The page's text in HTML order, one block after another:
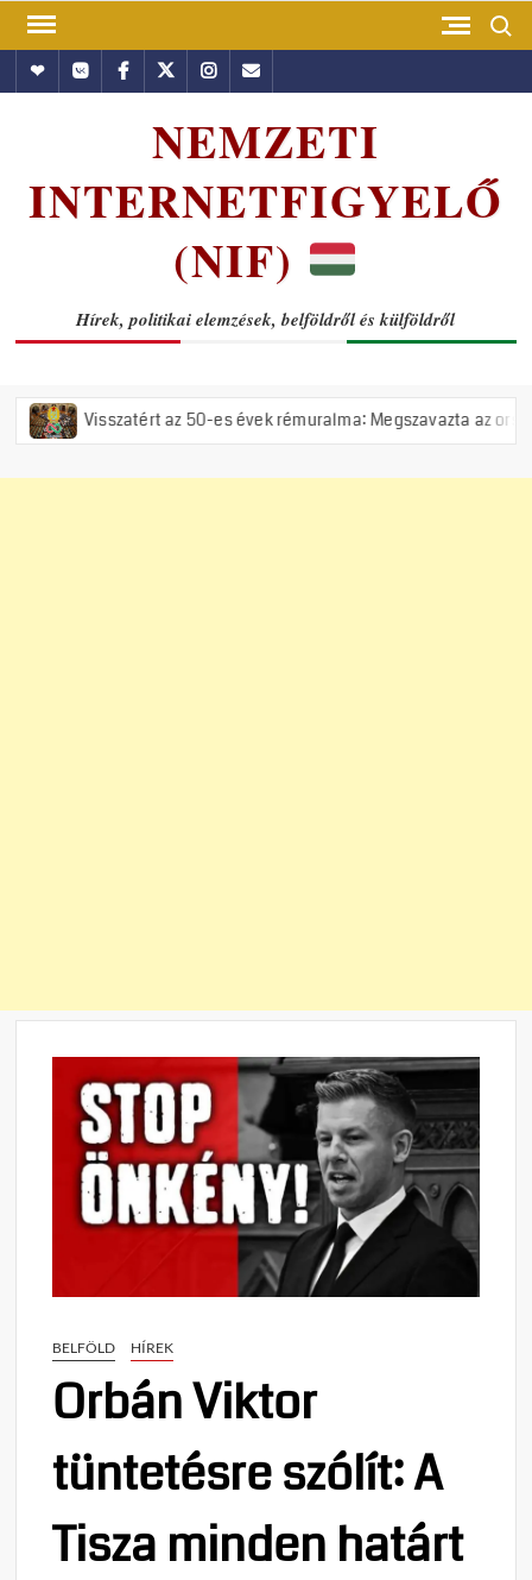
Skip
contentHundubVkontakte
Facebook
TwitterInstagram
Email
NEMZETI
INTERNETFIGYELŐ
(NIF)
Hírek, politikai elemzések, belföldről és külföldről
az 50-es évek rémuralma: Megszavazta az országgyűlés a
BELFÖLD HÍREK
Orbán Viktor
tüntetésre szólít: A
Tisza minden határt